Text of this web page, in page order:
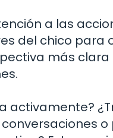
a las
del chico para
más clara
activamente?
o